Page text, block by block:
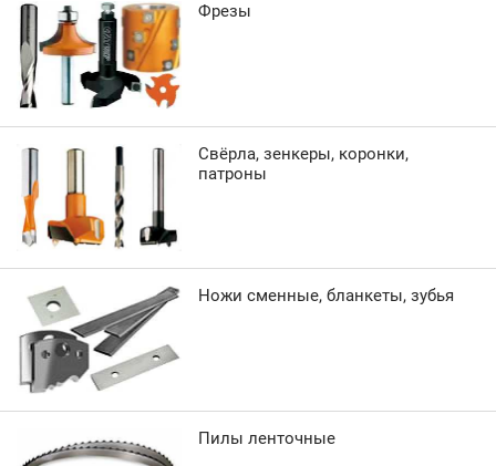
Фрезы
Свёрла, зенкеры, коронки,
патроны
Ножи сменные, бланкеты, зубья
Пилы ленточные